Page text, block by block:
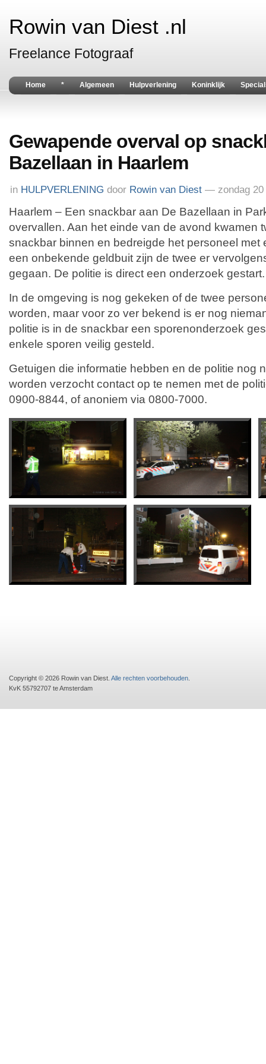
Rowin van Diest .nl
Freelance Fotograaf
Home * Algemeen Hulpverlening Koninklijk
Gewapende overval op
Bazellaan in Haarlem
in HULPVERLENING door Rowin van Diest — zondag 20
Haarlem – Een snackbar aan De Bazellaan in
overvallen. Aan het einde van de avond kwamen
snackbar binnen en bedreigde het personeel met
een onbekende geldbuit zijn de twee er
gegaan. De politie is direct een onderzoek gestart.
In de omgeving is nog gekeken of de twee
worden, maar voor zo ver bekend is er nog
politie is in de snackbar een sporenonderzoek
enkele sporen veilig gesteld.
Getuigen die informatie hebben en de politie nog
worden verzocht contact op te nemen met de
0900-8844, of anoniem via 0800-7000.
Copyright © 2026 Rowin van Diest. Alle rechten voorbehouden
KvK 55792707 te Amsterdam